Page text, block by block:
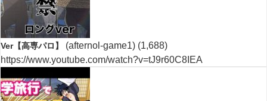
Ver【高専パロ】 (afternol-game1) (1,688)
https://www.youtube.com/watch?v=tJ9r60C8IEA